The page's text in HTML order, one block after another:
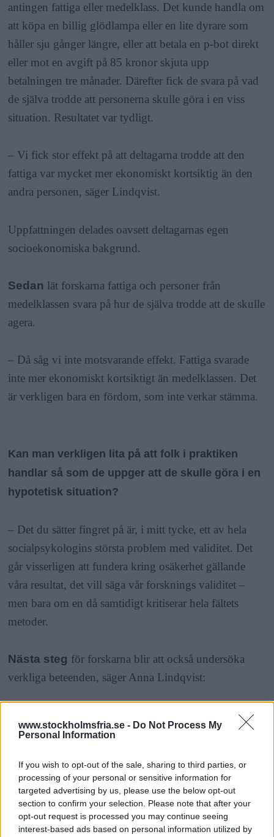
www.stockholmsfria.se - Do Not Process My
Personal Information
If you wish to opt-out of the sale, sharing to third parties, or
processing of your personal or sensitive information for
targeted advertising by us, please use the below opt-out
section to confirm your selection. Please note that after your
opt-out request is processed you may continue seeing
interest-based ads based on personal information utilized by
antingen fattiga eller medelklass. Det kunde handla om
att köpa en billig glödlampa eller en lite dyrare som
håller sju gånger längre, eller att betala en p-bot direkt
eller mot en avgift på 85 kronor skjuta upp
betalningen tre månader. Därefter fick de svara på vad
de själva trodde att personerna skulle göra i en viss
situation. Resultatet var tydligt.
– Vi fick stor effekt på att deltagarna trodde att den
fattiga var mycket mer ekonomiskt kortsiktig än den
andra personen, säger Lindqvist.
Uppfattningen delades oavsett deltagarnas egen
socioekonomiska bakgrund.
Sedan lät forskarna fattiga och personer från
medelklassen svara på hur de själva trodde att de skulle
agera.
– Då såg vi inte motsvarande effekt. Fattiga svarade
inte mer ekonomiskt kortsiktigt än medelklassen. Det
är verkligen bara en fördom, som inte verkar stämma.
Kan man verkligen lita på att folk i praktiken
handlar så som de uppger att de skulle göra i en
hypotetisk situation?
– Det du sätter fingret på är, i mitt tycke, ett av hela
socialpsykologins största problem med validitet. Det
går visserligen att fundera kring osäkerhet gällande
våra resultat, det vill säga vår forsknings validitet –
men bara om en då samtidigt kritiserar hela fältets
metoder.
Nästa steg för forskarna blir att också undersöka
verkliga beteenden, säger Anna Lindqvist:
forskningen från hypotetiska och konstruerade
beteende i verkliga situationer.
Redan i dag finns studier från amerikanska Harvard-
universitetet, där forskare har stått utanför mataffärer